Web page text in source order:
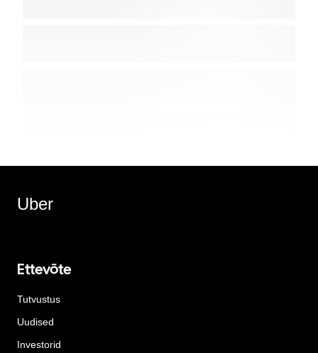
Uber
Ettevõte
Tutvustus
Uudised
Investorid